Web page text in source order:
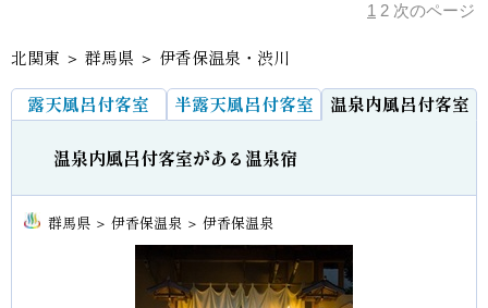
1 2 次のページ
北関東 ＞ 群馬県 ＞ 伊香保温泉・渋川
露天風呂付客室 半露天風呂付客室 温泉内風呂付客室
温泉内風呂付客室がある温泉宿
群馬県 ＞ 伊香保温泉 ＞ 伊香保温泉